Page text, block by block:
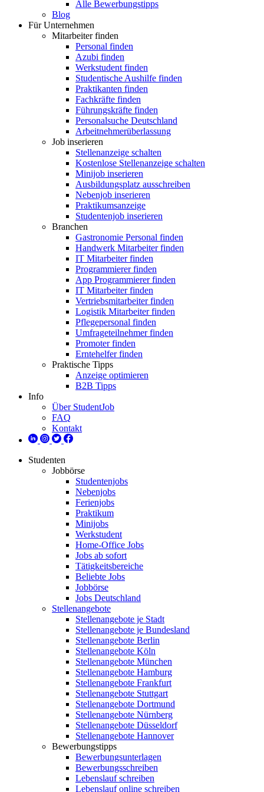
Alle Bewerbungstipps
Blog
Für Unternehmen
Mitarbeiter finden
Personal finden
Azubi finden
Werkstudent finden
Studentische Aushilfe finden
Praktikanten finden
Fachkräfte finden
Führungskräfte finden
Personalsuche Deutschland
Arbeitnehmerüberlassung
Job inserieren
Stellenanzeige schalten
Kostenlose Stellenanzeige schalten
Minijob inserieren
Ausbildungsplatz ausschreiben
Nebenjob inserieren
Praktikumsanzeige
Studentenjob inserieren
Branchen
Gastronomie Personal finden
Handwerk Mitarbeiter finden
IT Mitarbeiter finden
Programmierer finden
App Programmierer finden
IT Mitarbeiter finden
Vertriebsmitarbeiter finden
Logistik Mitarbeiter finden
Pflegepersonal finden
Umfrageteilnehmer finden
Promoter finden
Erntehelfer finden
Praktische Tipps
Anzeige optimieren
B2B Tipps
Info
Über StudentJob
FAQ
Kontakt
Studenten
Jobbörse
Studentenjobs
Nebenjobs
Ferienjobs
Praktikum
Minijobs
Werkstudent
Home-Office Jobs
Jobs ab sofort
Tätigkeitsbereiche
Beliebte Jobs
Jobbörse
Jobs Deutschland
Stellenangebote
Stellenangebote je Stadt
Stellenangebote je Bundesland
Stellenangebote Berlin
Stellenangebote Köln
Stellenangebote München
Stellenangebote Hamburg
Stellenangebote Frankfurt
Stellenangebote Stuttgart
Stellenangebote Dortmund
Stellenangebote Nürnberg
Stellenangebote Düsseldorf
Stellenangebote Hannover
Bewerbungstipps
Bewerbungsunterlagen
Bewerbungsschreiben
Lebenslauf schreiben
Lebenslauf online schreiben